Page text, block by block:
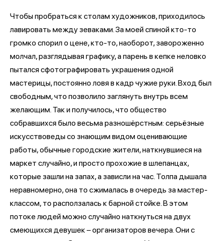
Чтобы пробраться к столам художников, приходилось
лавировать между зеваками. За моей спиной кто-то
громко спорил о цене, кто-то, наоборот, завороженно
молчал, разглядывая графику, а парень в кепке неловко
пытался сфотографировать украшения одной
мастерицы, постоянно ловя в кадр чужие руки. Вход был
свободным, что позволило заглянуть внутрь всем
желающим. Так и получилось, что общество
собравшихся было весьма разношёрстным: серьёзные
искусствоведы со знающим видом оценивающие
работы, обычные городские жители, наткнувшиеся на
маркет случайно, и просто прохожие в шлепанцах,
которые зашли на запах, а зависли на час. Толпа дышала
неравномерно, она то сжималась в очередь за мастер-
классом, то расползалась к барной стойке. В этом
потоке людей можно случайно наткнуться на двух
смеющихся девушек – организаторов вечера. Они с